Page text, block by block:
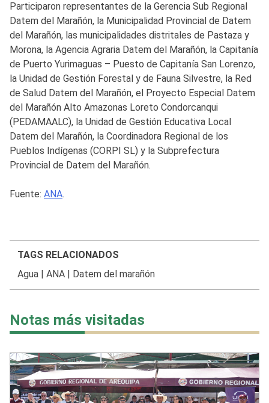
Participaron representantes de la Gerencia Sub Regional
Datem del Marañón, la Municipalidad Provincial de Datem
del Marañón, las municipalidades distritales de Pastaza y
Morona, la Agencia Agraria Datem del Marañón, la Capitanía
de Puerto Yurimaguas – Puesto de Capitanía San Lorenzo,
la Unidad de Gestión Forestal y de Fauna Silvestre, la Red
de Salud Datem del Marañón, el Proyecto Especial Datem
del Marañón Alto Amazonas Loreto Condorcanqui
(PEDAMAALC), la Unidad de Gestión Educativa Local
Datem del Marañón, la Coordinadora Regional de los
Pueblos Indígenas (CORPI SL) y la Subprefectura
Provincial de Datem del Marañón.
Fuente: ANA.
TAGS RELACIONADOS
Agua| ANA| Datem del marañón
Notas más visitadas